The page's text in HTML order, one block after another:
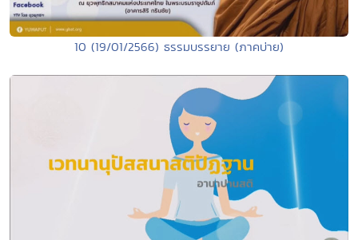
10 (19/01/2566) ธรรมบรรยาย (ภาคบ่าย)